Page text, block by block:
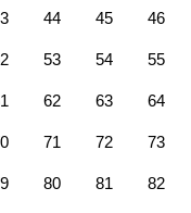
44 45 46
53 54 55
62 63 64
71 72 73
80 81 82